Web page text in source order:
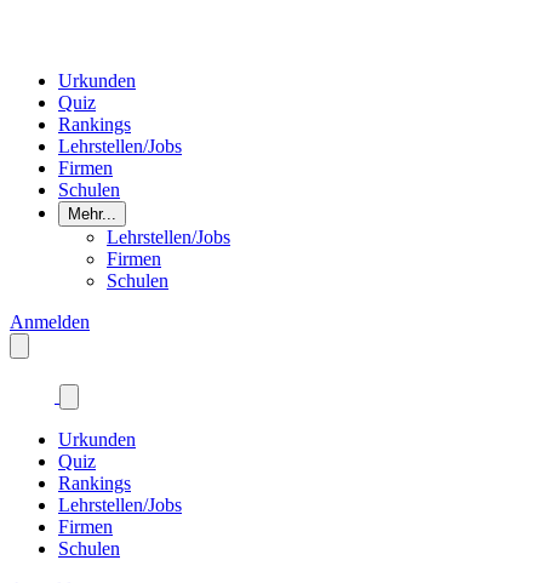
Urkunden
Quiz
Rankings
Lehrstellen/Jobs
Firmen
Schulen
Mehr...
Lehrstellen/Jobs
Firmen
Schulen
Anmelden
Urkunden
Quiz
Rankings
Lehrstellen/Jobs
Firmen
Schulen